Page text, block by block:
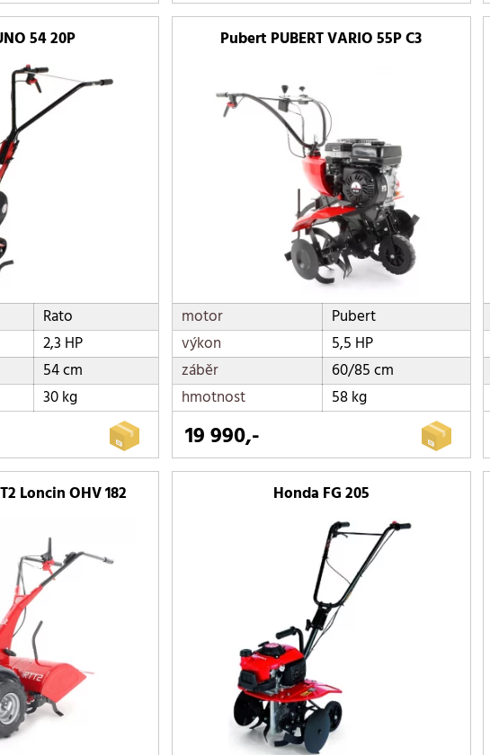
54 20P
Rato
2,3 HP
54 cm
30 kg
Pubert PUBERT VARIO 55P C3
motor
Pubert
výkon
5,5 HP
záběr
60/85 cm
hmotnost
58 kg
19 990,-
Loncin OHV 182 Honda FG 205